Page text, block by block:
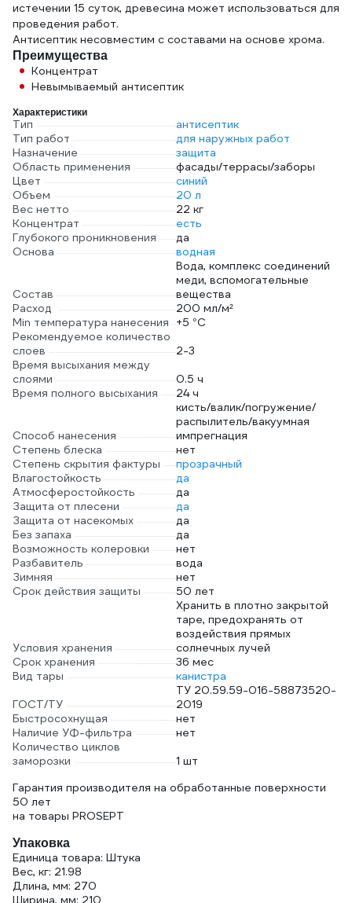
истечении 15 суток, древесина может использоваться для
проведения работ.
Антисептик несовместим с составами на основе хрома.
Преимущества
Концентрат
Невымываемый антисептик
Характеристики
Тип
антисептик
Тип работ
для наружных работ
Назначение
защита
Область применения
фасады/террасы/заборы
Цвет
синий
Объем
20 л
Вес нетто
22 кг
Концентрат
есть
Глубокого проникновения
да
Основа
водная
Состав
Вода, комплекс соединений
меди, вспомогательные
вещества
Расход
200 мл/м²
Min температура нанесения
+5 °С
Рекомендуемое количество
слоев
2-3
Время высыхания между
слоями
0.5 ч
Время полного высыхания
24 ч
Способ нанесения
кисть/валик/погружение/
распылитель/вакуумная
импрегнация
Степень блеска
нет
Степень скрытия фактуры
прозрачный
Влагостойкость
да
Атмосферостойкость
да
Защита от плесени
да
Защита от насекомых
да
Без запаха
да
Возможность колеровки
нет
Разбавитель
вода
Зимняя
нет
Срок действия защиты
50 лет
Условия хранения
Хранить в плотно закрытой
таре, предохранять от
воздействия прямых
солнечных лучей
Срок хранения
36 мес
Вид тары
канистра
ГОСТ/ТУ
ТУ 20.59.59-016-58873520-
2019
Быстросохнущая
нет
Наличие УФ-фильтра
нет
Количество циклов
заморозки
1 шт
Гарантия производителя на обработанные поверхности
50 лет
на товары PROSEPT
Упаковка
Единица товара: Штука
Вес, кг: 21.98
Длина, мм: 270
Ширина, мм: 210